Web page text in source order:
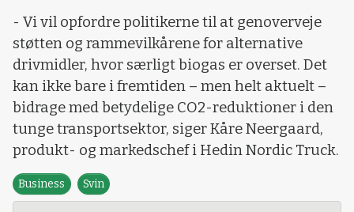
- Vi vil opfordre politikerne til at genoverveje
støtten og rammevilkårene for alternative
drivmidler, hvor særligt biogas er overset. Det
kan ikke bare i fremtiden – men helt aktuelt –
bidrage med betydelige CO2-reduktioner i den
tunge transportsektor, siger Kåre Neergaard,
produkt- og markedschef i Hedin Nordic Truck.
Business Svin